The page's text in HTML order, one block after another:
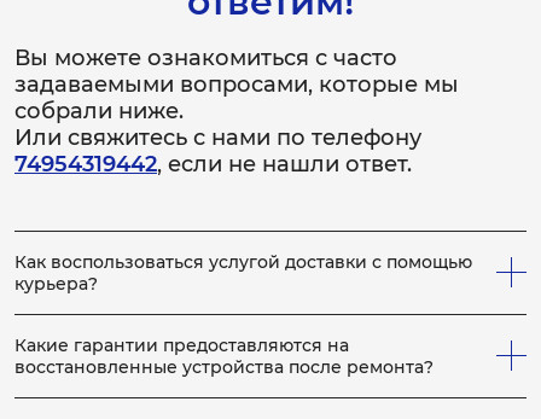
Вы можете ознакомиться с часто
задаваемыми вопросами, которые мы
собрали ниже.
Или свяжитесь с нами по телефону
74954319442, если не нашли ответ.
Как воспользоваться услугой доставки с помощью
курьера?
Всё просто! Если у вас не получается привезти
неисправное устройство в сервис, вы можете заказать
нашего курьера, который заберет устройство на
ремонт, по выполнению которого, доставит устройство
обратно вам. Для этого сообщите менеджеру по
Какие гарантии предоставляются на
восстановленные устройства после ремонта?
На каждое отремонтированное устройство выдается